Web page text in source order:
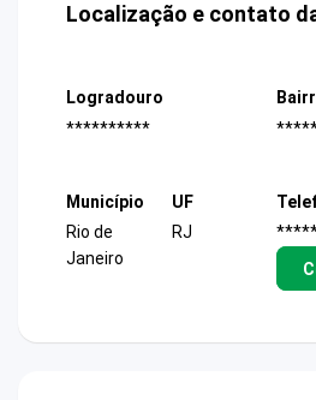
Localização e contato
Logradouro
**********
Município
Rio de
Janeiro
UF
RJ